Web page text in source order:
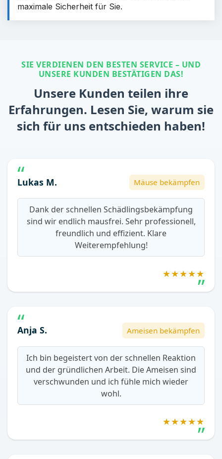
maximale Sicherheit für Sie.
SIE VERDIENEN DEN BESTEN SERVICE – UND
UNSERE KUNDEN BESTÄTIGEN DAS!
Unsere Kunden teilen ihre
Erfahrungen. Lesen Sie, warum sie
sich für uns entschieden haben!
Lukas M. Mäuse bekämpfen
Dank der schnellen Schädlingsbekämpfung
sind wir endlich mausfrei. Sehr professionell,
freundlich und effizient. Klare
Weiterempfehlung!
★★★★★
Anja S. Ameisen bekämpfen
Ich bin begeistert von der schnellen Reaktion
und der gründlichen Arbeit. Die Ameisen sind
verschwunden und ich fühle mich wieder
wohl.
★★★★★